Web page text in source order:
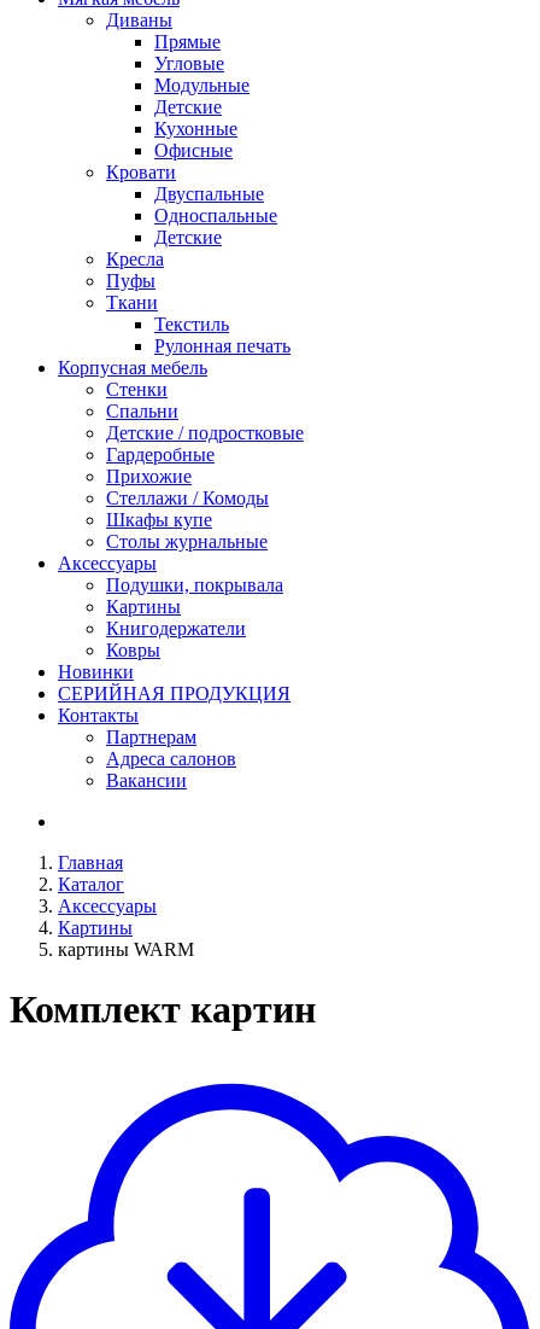
Диваны
Прямые
Угловые
Модульные
Детские
Кухонные
Офисные
Кровати
Двуспальные
Односпальные
Детские
Кресла
Пуфы
Ткани
Текстиль
Рулонная печать
Корпусная мебель
Стенки
Спальни
Детские / подростковые
Гардеробные
Прихожие
Стеллажи / Комоды
Шкафы купе
Столы журнальные
Аксессуары
Подушки, покрывала
Картины
Книгодержатели
Ковры
Новинки
СЕРИЙНАЯ ПРОДУКЦИЯ
Контакты
Партнерам
Адреса салонов
Вакансии
Главная
Каталог
Аксессуары
Картины
картины WARM
Комплект картин